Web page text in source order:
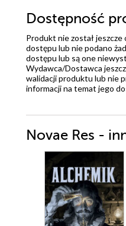
Dostępność
Produkt nie został
dostępu lub nie podano
dostępu lub są one
Wydawca/Dostawca
walidacji produktu lub nie
informacji na temat jego
Novae Res -